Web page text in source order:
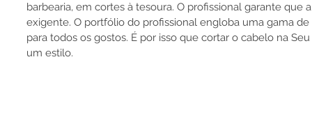
barbearia, em cortes à tesoura. O profissional garante que
exigente. O portfólio do profissional engloba uma gama
para todos os gostos. É por isso que cortar o cabelo na
um estilo.